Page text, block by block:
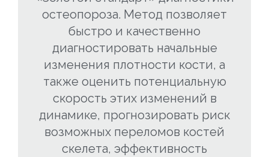
остеопороза. Метод позволяет
быстро и качественно
диагностировать начальные
изменения плотности кости, а
также оценить потенциальную
скорость этих изменений в
динамике, прогнозировать риск
возможных переломов костей
скелета, эффективность